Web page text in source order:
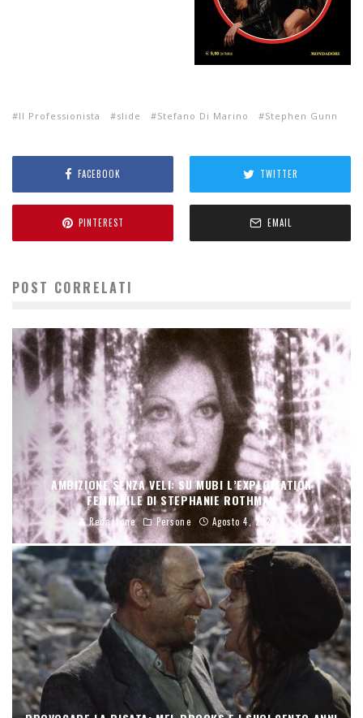
Il Professionista slide Stefano Di Marino Stephen Gunn
FACEBOOK TWITTER
PINTEREST EMAIL
POST CORRELATI
AMBIZIONE SENZA VELI: SU MUBI L’EXPLOITATION
FEMMINILE DI STEPHANIE ROTHMAN
Redazione Persone Agosto 4, 2026